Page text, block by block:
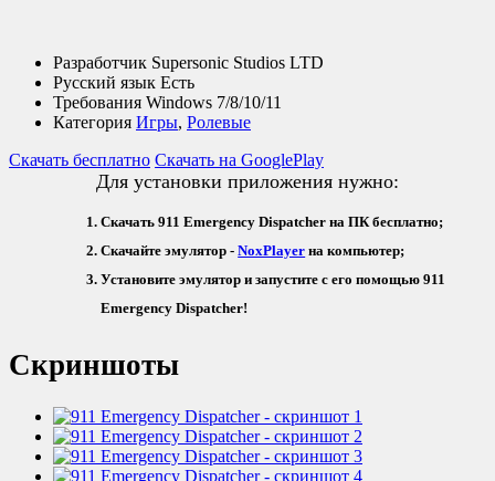
Разработчик Supersonic Studios LTD
Русский язык Есть
Требования Windows 7/8/10/11
Категория Игры, Ролевые
Скачать бесплатно Скачать на GooglePlay
Для установки приложения нужно:
Скачать 911 Emergency Dispatcher на ПК бесплатно;
Скачайте эмулятор -NoxPlayer на компьютер;
Установите эмулятор и запустите с его помощью 911
Emergency Dispatcher!
Скриншоты